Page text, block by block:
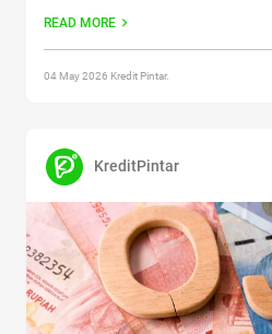
keuangan non-bank termasuk fintech.
READ MORE
04 May 2026 Kredit Pintar.
KreditPintar